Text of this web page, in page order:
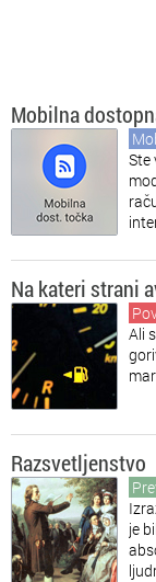
Mobilna
Ste
Na kateri strani
Ali
Razsvetljenstvo
je